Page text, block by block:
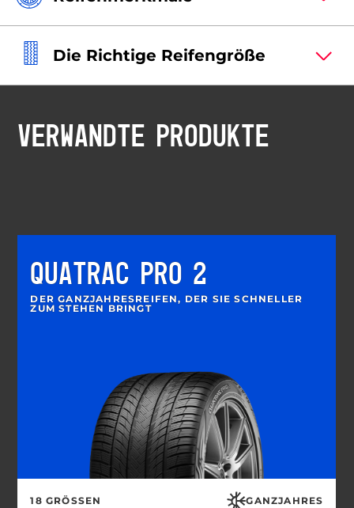
Die Richtige Reifengröße
VERWANDTE PRODUKTE
QUATRAC PRO 2
DER GANZJAHRESREIFEN, DER SIE SCHNELLER
ZUM STEHEN BRINGT
18 GRÖSSEN GANZJAHRES